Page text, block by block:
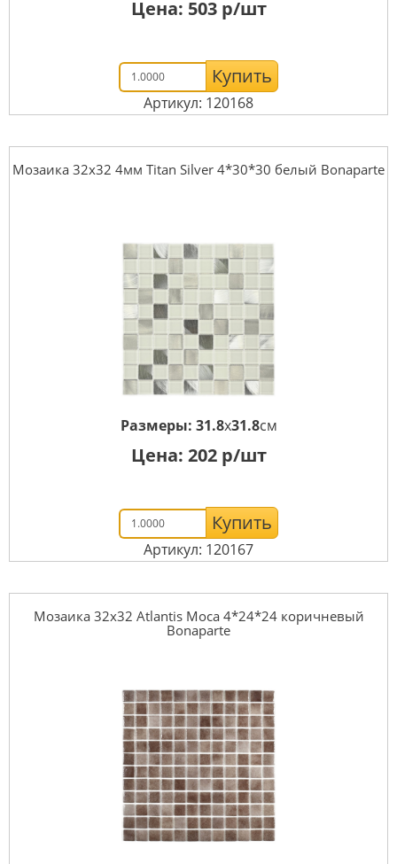
Цена: 503р/шт
Купить
Артикул: 120168
Мозаика 32x32 4мм Titan Silver 4*30*30 белый Bonaparte
Размеры: 31.8x31.8см
Цена: 202р/шт
Купить
Артикул: 120167
Мозаика 32x32 Atlantis Moca 4*24*24 коричневый
Bonaparte